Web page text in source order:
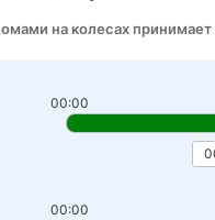
на колесах
00:00
00:00